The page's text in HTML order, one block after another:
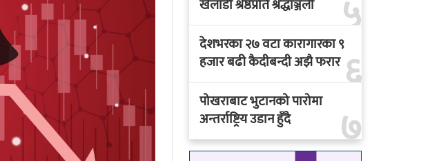
५
खेलाडी श्रेष्ठप्रति श्रद्धाञ्जली
६
देशभरका २७ वटा कारागारका ९
हजार बढी कैदीबन्दी अझै फरार
७
पोखराबाट भुटानको पारोमा
अन्तर्राष्ट्रिय उडान हुँदै